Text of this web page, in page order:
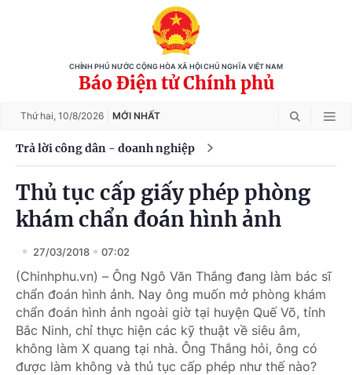
CHÍNH PHỦ NƯỚC CỘNG HÒA XÃ HỘI CHỦ NGHĨA VIỆT NAM
Báo Điện tử Chính phủ
Thứ hai, 10/8/2026 MỚI NHẤT
Trả lời công dân - doanh nghiệp
Thủ tục cấp giấy phép phòng
khám chẩn đoán hình ảnh
27/03/2018 07:02
(Chinhphu.vn) – Ông Ngô Văn Thắng đang làm bác sĩ
chẩn đoán hình ảnh. Nay ông muốn mở phòng khám
chẩn đoán hình ảnh ngoài giờ tại huyện Quế Võ, tỉnh
Bắc Ninh, chỉ thực hiện các kỹ thuật về siêu âm,
không làm X quang tại nhà. Ông Thắng hỏi, ông có
được làm không và thủ tục cấp phép như thế nào?